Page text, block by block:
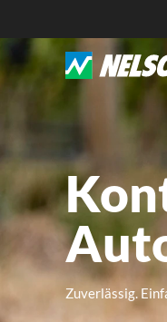
Zuverlässig.